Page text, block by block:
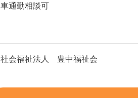
車通勤相談可
社会福祉法人 豊中福祉会